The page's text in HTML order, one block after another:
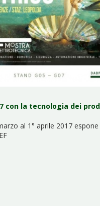
con la tecnologia dei
al 1° aprile 2017